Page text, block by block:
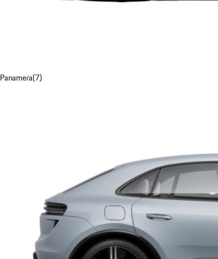
Panamera(7)